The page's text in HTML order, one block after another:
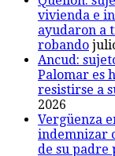
vivienda e
ayudaron a
robando
Ancud:
Palomar es
resistirse a
2026
Vergüenza
indemnizar
de su